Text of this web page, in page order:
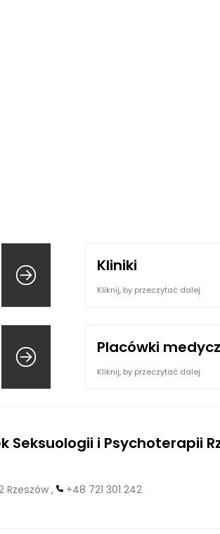
Kliniki
Kliknij, by przeczytać dalej
Placówki
Kliknij, by przeczytać dalej
Seksuologii i Psychoterapii
Rzeszów , +48 721 301 242